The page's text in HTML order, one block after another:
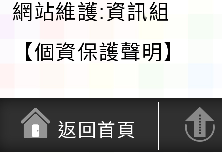
網站維護:資訊組
【個資保護聲明】
返回首頁